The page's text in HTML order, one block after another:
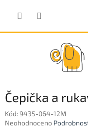
Čepička a
Kód:9435-064-12M
Průměrné
Neohodnoceno